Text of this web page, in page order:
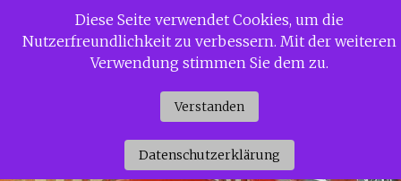
InhaltSiggi Gerdaus Welt
Diese Seite verwendet Cookies, um die
Nutzerfreundlichkeit zu verbessern. Mit der weiteren
Verwendung stimmen Sie dem zu.
Verstanden
Datenschutzerklärung